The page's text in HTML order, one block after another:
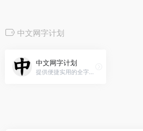
中文网字计划
中文网字计划
提供便捷实用的全字符集中文渲染方案